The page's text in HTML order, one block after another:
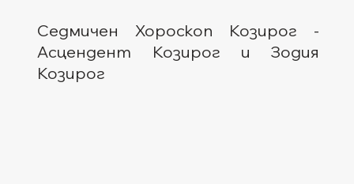
Седмичен Хороскоп Козирог -
Асцендент Козирог и Зодия
Козирог